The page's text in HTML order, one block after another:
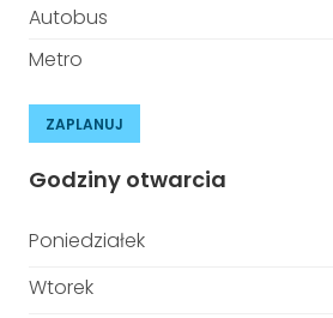
Autobus
Metro
ZAPLANUJ
Godziny otwarcia
Poniedziałek
Wtorek